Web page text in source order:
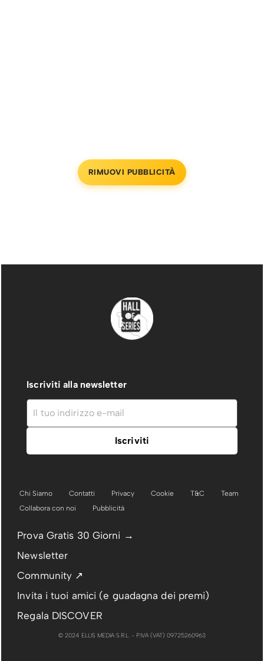
RIMUOVI PUBBLICITÀ
Iscriviti alla newsletter
Chi Siamo Contatti Privacy Cookie T&C
Team
Collabora con noi
Pubblicità
Prova Gratis 30 Giorni →
Newsletter
Community ↗
Invita i tuoi amici (e guadagna dei premi)
Regala DISCOVER
© 2024 ELLIS MEDIA S.R.L. - P.IVA (VAT) 09725260963